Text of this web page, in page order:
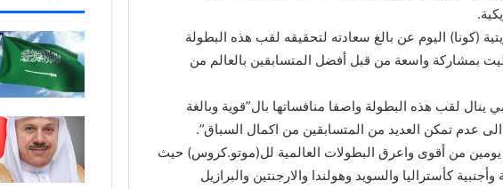
(كونا) اليوم عن بالغ سعادته لتحقيقه لقب هذه البطولة
الأكبر من 25 سنة والتي حظيت بمشاركة واسعة من قبل أفضل المتسابقين بالعالم من
ينال لقب هذه البطولة واصفا منافساتها بال”قوية وبالغة
عدم تمكن العديد من المتسابقين من اكمال السباق”.
يومين من أقوى واعرق البطولات العالمية لل(موتو.كروس) حيث
يمثلون أكثر من 15 دولة أوربية وأجنبية كأستراليا والسويد وهولندا والارجنتين والبرازيل